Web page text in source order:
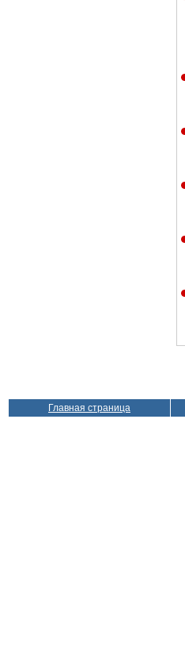
Главная страница